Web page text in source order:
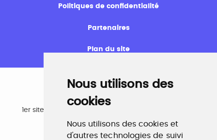
Nous utilisons des
cookies
Nous utilisons des cookies et
d'autres technologies de suivi
Politiques de confidentialité
Partenaires
Plan du site
Emploi
1er site emploi du secteur culturel 784.000 visites et
www.profilculture.com